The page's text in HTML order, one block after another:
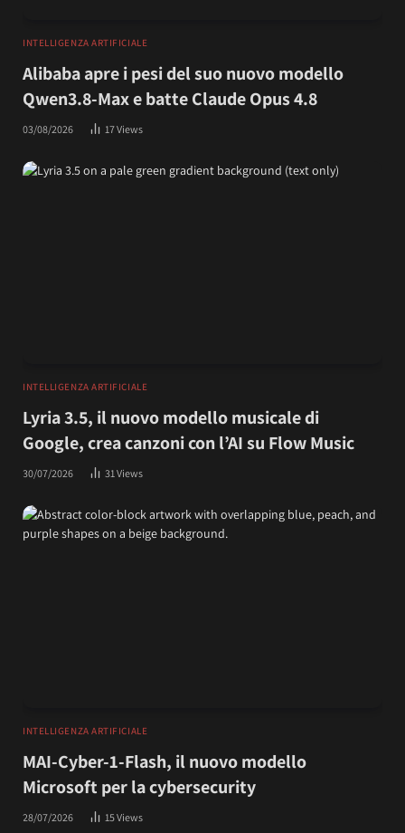
INTELLIGENZA ARTIFICIALE
Alibaba apre i pesi del suo nuovo modello
Qwen3.8-Max e batte Claude Opus 4.8
03/08/2026 17Views
INTELLIGENZA ARTIFICIALE
Lyria 3.5, il nuovo modello musicale di
Google, crea canzoni con l’AI su Flow Music
30/07/2026 31Views
INTELLIGENZA ARTIFICIALE
MAI-Cyber-1-Flash, il nuovo modello
Microsoft per la cybersecurity
28/07/2026 15Views